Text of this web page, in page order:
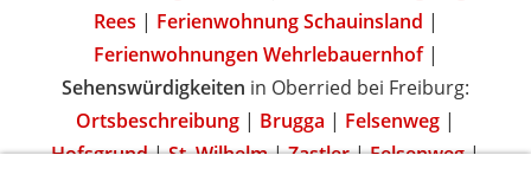
Rees | Ferienwohnung Schauinsland |
Ferienwohnungen Wehrlebauernhof|
Sehenswürdigkeiten in Oberried bei Freiburg:
Ortsbeschreibung | Brugga | Felsenweg |
Hofsgrund|St. Wilhelm|Zastler|Felsenweg|